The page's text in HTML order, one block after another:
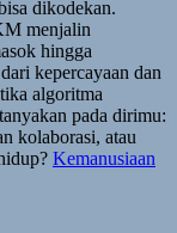
dikodekan.
menjalin
hingga
kepercayaan dan
algoritma
pada dirimu:
kolaborasi, atau
Kemanusiaan